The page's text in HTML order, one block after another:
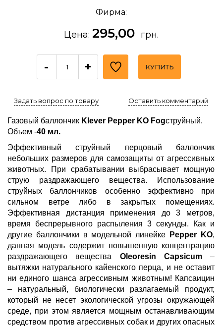
Фирма:
Цена: 295,00 грн.
- + КУПИТЬ
Задать вопрос по товару Оставить комментарий
Газовый баллончик Klever Pepper KO Fogструйный.
Объем -40 мл.
Эффективный струйный перцовый баллончик
небольших размеров для самозащиты от агрессивных
животных. При срабатывании выбрасывает мощную
струю раздражающего вещества. Использование
струйных баллончиков особенно эффективно при
сильном ветре либо в закрытых помещениях.
Эффективная дистанция применения до 3 метров,
время беспрерывного распыления 3 секунды. Как и
другие баллончики в модельной линейке
Pepper KO,
данная модель содержит повышенную концентрацию
раздражающего вещества Oleoresin Capsicum–
вытяжки натурального кайенского перца, и не оставит
ни единого шанса агрессивным животным! Капсаицин
– натуральный, биологически разлагаемый продукт,
который не несет экологической угрозы окружающей
среде, при этом является мощным останавливающим
средством против агрессивных собак и других опасных